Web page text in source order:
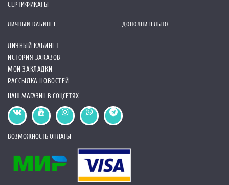
СЕРТИФИКАТЫ
ЛИЧНЫЙ КАБИНЕТ
ЛИЧНЫЙ КАБИНЕТ
ИСТОРИЯ ЗАКАЗОВ
МОИ ЗАКЛАДКИ
РАССЫЛКА НОВОСТЕЙ
ДОПОЛНИТЕЛЬНО
НАШ МАГАЗИН В СОЦСЕТЯХ
ВОЗМОЖНОСТЬ ОПЛАТЫ